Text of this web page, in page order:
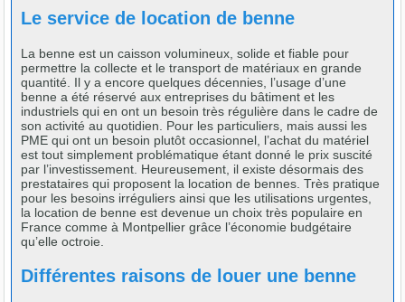
Le service de location de benne
La benne est un caisson volumineux, solide et fiable pour
permettre la collecte et le transport de matériaux en grande
quantité. Il y a encore quelques décennies, l’usage d’une
benne a été réservé aux entreprises du bâtiment et les
industriels qui en ont un besoin très régulière dans le cadre de
son activité au quotidien. Pour les particuliers, mais aussi les
PME qui ont un besoin plutôt occasionnel, l’achat du matériel
est tout simplement problématique étant donné le prix suscité
par l’investissement. Heureusement, il existe désormais des
prestataires qui proposent la location de bennes. Très pratique
pour les besoins irréguliers ainsi que les utilisations urgentes,
la location de benne est devenue un choix très populaire en
France comme à Montpellier grâce l’économie budgétaire
qu’elle octroie.
Différentes raisons de louer une benne